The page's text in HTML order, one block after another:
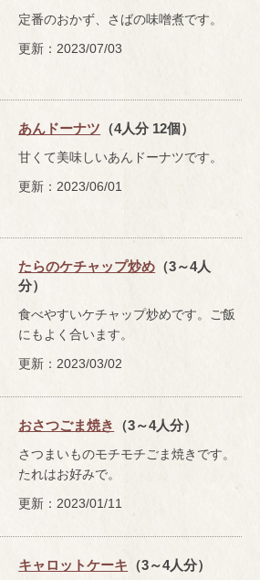
定番のおかず、さばの味噌煮です。
更新：2023/07/03
あんドーナツ （4人分 12個）
甘くて美味しいあんドーナツです。
更新：2023/06/01
たらのケチャップ炒め （3～4人
分）
食べやすいケチャップ炒めです。ご飯
にもよく合います。
更新：2023/03/02
おさつごま焼き （3～4人分）
さつまいものモチモチごま焼きです。
たれはお好みで。
更新：2023/01/11
キャロットケーキ （3～4人分）